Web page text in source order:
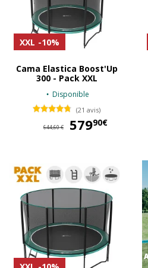
XXL -10%
Cama Elastica Boost'Up
300 - Pack XXL
Disponible
(21 avis)
644,60 € 57990€